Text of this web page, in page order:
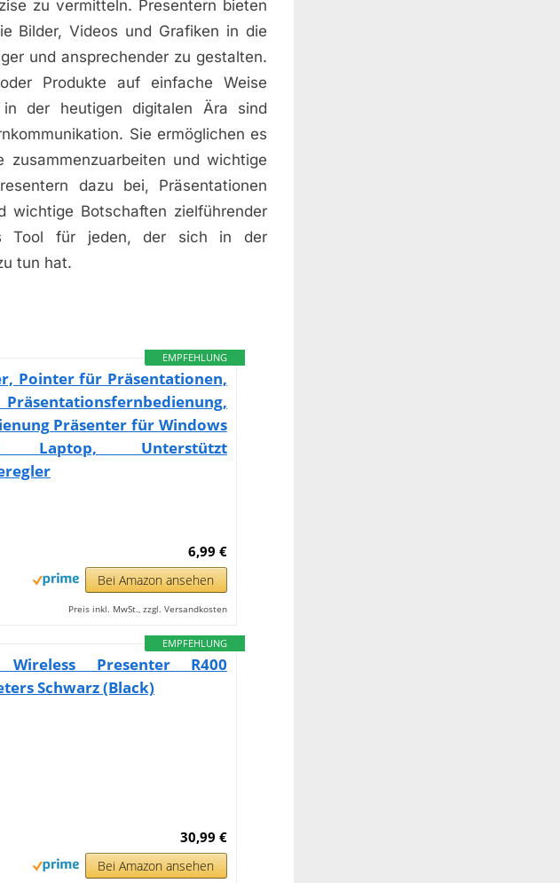
zu vermitteln. Presentern bieten
Bilder, Videos und Grafiken in die
und ansprechender zu gestalten.
Produkte auf einfache Weise
in der heutigen digitalen Ära sind
Sie ermöglichen es
und wichtige
dazu bei, Präsentationen
wichtige Botschaften zielführender
Tool für jeden, der sich in der
tun hat.
EMPFEHLUNG
Pointer für Präsentationen,
Präsenter für Windows
Laptop, Unterstützt
6,99 €
Bei Amazon ansehen
Preis inkl. MwSt., zzgl. Versandkosten
EMPFEHLUNG
Presenter R400
Schwarz (Black)
30,99 €
Bei Amazon ansehen